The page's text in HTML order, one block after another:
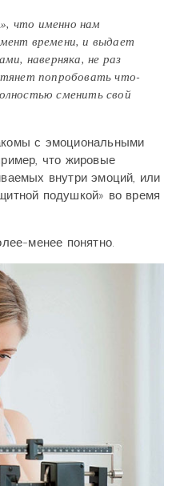
что именно нам
времени, и выдает
наверняка, не раз
попробовать что-
сменить свой
с эмоциональными
что жировые
внутри эмоций, или
подушкой» во время
менее понятно.